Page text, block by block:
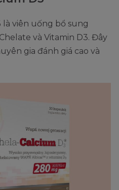
là viên uống bổ sung
và Vitamin D3. Đây
gia đánh giá cao và